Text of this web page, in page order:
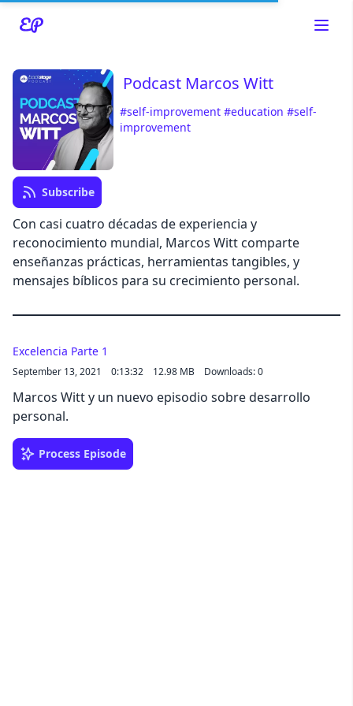
Read about our content policies
Podcast Marcos Witt
#self-improvement #education #self-
improvement
Subscribe
Con casi cuatro décadas de experiencia y
reconocimiento mundial, Marcos Witt comparte
enseñanzas prácticas, herramientas tangibles, y
mensajes bíblicos para su crecimiento personal.
Cancel
Excelencia Parte 1
September 13, 2021 0:13:32 12.98 MB Downloads: 0
Marcos Witt y un nuevo episodio sobre desarrollo
personal.
Process Episode